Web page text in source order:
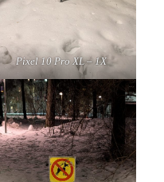
Pixel 10 Pro XL – 1X